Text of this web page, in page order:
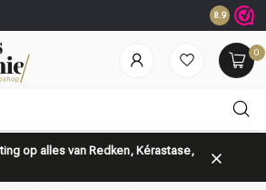
jour même*
8.9
0
op alles van Redken, Kérastase,
vous?